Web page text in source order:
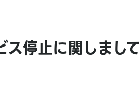
停止に関しまして